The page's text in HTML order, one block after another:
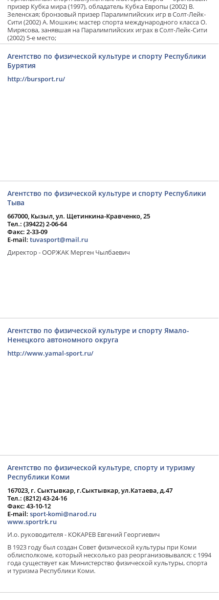
призер Кубка мира (1997), обладатель Кубка Европы (2002) В.
Зеленская; бронзовый призер Паралимпийских игр в Солт-Лейк-
Сити (2002) А. Мошкин; мастер спорта международного класса О.
Мирясова, занявшая на Паралимпийских играх в Солт-Лейк-Сити
(2002) 5-е место;
Агентство по физической культуре и спорту Республики
Бурятия
http://bursport.ru/
Агентство по физической культуре и спорту Республики
Тыва
667000, Кызыл, ул. Щетинкина-Кравченко, 25
Тел.: (39422) 2-06-64
Факс: 2-33-09
E-mail: tuvasport@mail.ru
Директор - ООРЖАК Мерген Чылбаевич
Агентство по физической культуре и спорту Ямало-
Ненецкого автономного округа
http://www.yamal-sport.ru/
Агентство по физической культуре, спорту и туризму
Республики Коми
167023, г. Сыктывкар, г.Сыктывкар, ул.Катаева, д.47
Тел.: (8212) 43-24-16
Факс: 43-10-12
E-mail: sport-komi@narod.ru
www.sportrk.ru
И.о. руководителя - КОКАРЕВ Евгений Георгиевич
В 1923 году был создан Совет физической культуры при Коми
облисполкоме, который несколько раз реорганизовывался; с 1994
года существует как Министерство физической культуры, спорта
и туризма Республики Коми.